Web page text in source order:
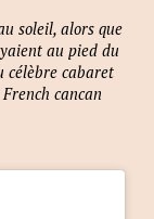
soleil, alors que
au pied du
célèbre cabaret
cancan